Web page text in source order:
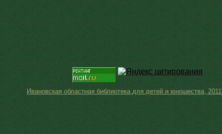
Ивановская областная библиотека для детей и юношества,